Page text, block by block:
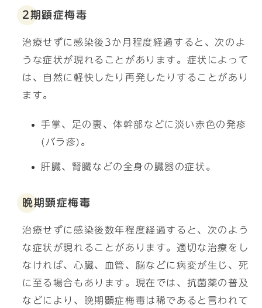
2期顕症梅毒
治療せずに感染後3か月程度経過すると、次のよ
うな症状が現れることがあります。症状によって
は、自然に軽快したり再発したりすることがあり
ます。
手掌、足の裏、体幹部などに淡い赤色の発疹
(バラ疹)。
肝臓、腎臓などの全身の臓器の症状。
晩期顕症梅毒
治療せずに感染後数年程度経過すると、次のよう
な症状が現れることがあります。適切な治療をし
なければ、心臓、血管、脳などに病変が生じ、死
に至る場合もあります。現在では、抗菌薬の普及
などにより、晩期顕症梅毒は稀であると言われて